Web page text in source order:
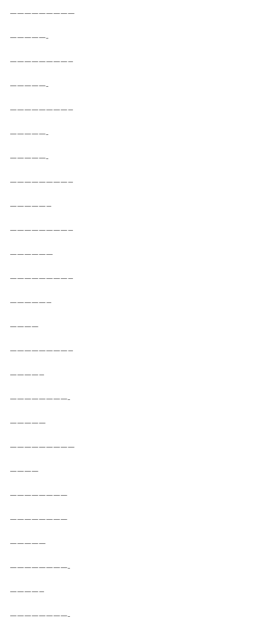
—————————
—————-
————————–
—————-
————————–
—————-
—————-
————————–
—————–
————————–
——————
————————–
—————–
————
————————–
————–
————————-
—————
—————————
————
————————
————————
—————
————————-
————–
————————-